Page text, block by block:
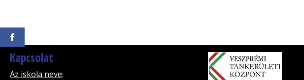
Kapcsolat
Az iskola neve: